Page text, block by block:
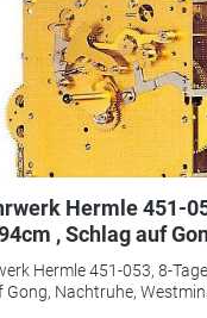
Hermle 451-
, Schlag auf
Westminster
Hermle 451-053, 8-
Gong, Nachtruhe,